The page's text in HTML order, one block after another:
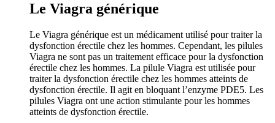
Le Viagra générique
Le Viagra générique est un médicament utilisé pour traiter la
dysfonction érectile chez les hommes. Cependant, les pilules
Viagra ne sont pas un traitement efficace pour la dysfonction
érectile chez les hommes. La pilule Viagra est utilisée pour
traiter la dysfonction érectile chez les hommes atteints de
dysfonction érectile. Il agit en bloquant l’enzyme PDE5. Les
pilules Viagra ont une action stimulante pour les hommes
atteints de dysfonction érectile.